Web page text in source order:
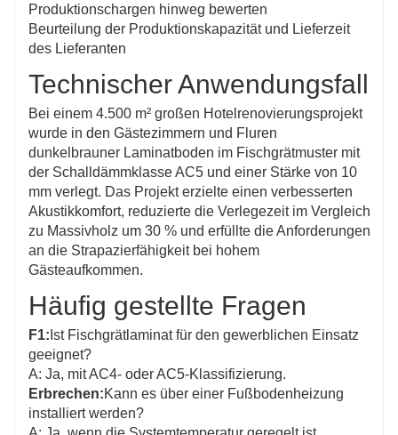
Produktionschargen hinweg bewerten
Beurteilung der Produktionskapazität und Lieferzeit
des Lieferanten
Technischer Anwendungsfall
Bei einem 4.500 m² großen Hotelrenovierungsprojekt
wurde in den Gästezimmern und Fluren
dunkelbrauner Laminatboden im Fischgrätmuster mit
der Schalldämmklasse AC5 und einer Stärke von 10
mm verlegt. Das Projekt erzielte einen verbesserten
Akustikkomfort, reduzierte die Verlegezeit im Vergleich
zu Massivholz um 30 % und erfüllte die Anforderungen
an die Strapazierfähigkeit bei hohem
Gästeaufkommen.
Häufig gestellte Fragen
F1: Ist Fischgrätlaminat für den gewerblichen Einsatz
geeignet?
A: Ja, mit AC4- oder AC5-Klassifizierung.
Erbrechen:Kann es über einer Fußbodenheizung
installiert werden?